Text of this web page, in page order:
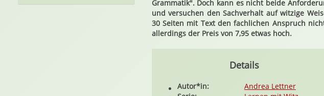
Grammatik". Doch kann es nicht beide
und versuchen den Sachverhalt auf witzige
30 Seiten mit Text den fachlichen Anspruch
allerdings der Preis von 7,95 etwas hoch.
Details
Autor*in:
Andrea Lettner